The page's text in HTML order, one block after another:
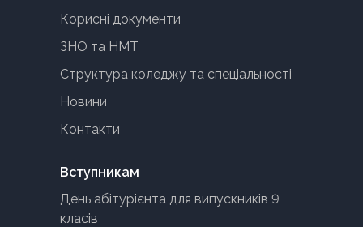
Корисні документи
ЗНО та НМТ
Структура коледжу та спеціальності
Новини
Контакти
Вступникам
День абітурієнта для випускників 9
класів